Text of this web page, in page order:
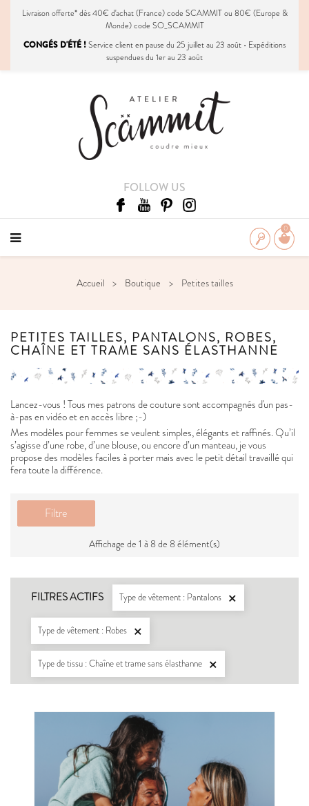
Livraison offerte* dès 40€ d'achat (France) code SCAMMIT ou 80€ (Europe &
Monde) code SO_SCAMMIT
CONGÉS D'ÉTÉ !Service client en pause du 25 juillet au 23 août • Expéditions
suspendues du 1er au 23 août
FOLLOW US
0
Accueil Boutique Petites tailles
PETITES TAILLES, PANTALONS, ROBES,
CHAÎNE ET TRAME SANS ÉLASTHANNE
Lancez-vous ! Tous mes patrons de couture sont accompagnés d'un pas-
à-pas en vidéo et en accès libre ;-)
Mes modèles pour femmes se veulent simples, élégants et raffinés. Qu’il
s’agisse d’une robe, d’une blouse, ou encore d’un manteau, je vous
propose des modèles faciles à porter mais avec le petit détail travaillé qui
fera toute la différence.
Filtre
Affichage de 1 à 8 de 8 élément(s)
FILTRES ACTIFS Type de vêtement : Pantalons 
Type de vêtement : Robes 
Type de tissu : Chaîne et trame sans élasthanne 